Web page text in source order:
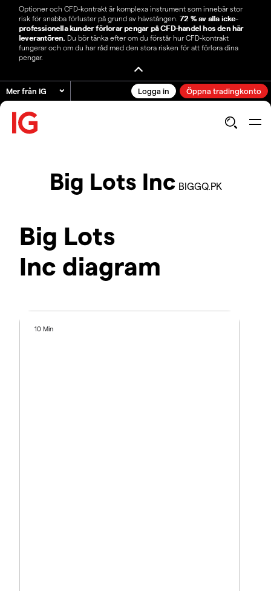
Optioner och CFD-kontrakt är komplexa instrument som innebär stor
risk för snabba förluster på grund av hävstången. 72 % av alla icke-
professionella kunder förlorar pengar på CFD-handel hos den här
leverantören. Du bör tänka efter om du förstår hur CFD-kontrakt
fungerar och om du har råd med den stora risken för att förlora dina
pengar.
Mer från IG Logga in Öppna tradingkonto
Big Lots Inc BIGGQ.PK
Big Lots
Inc diagram
10 Min